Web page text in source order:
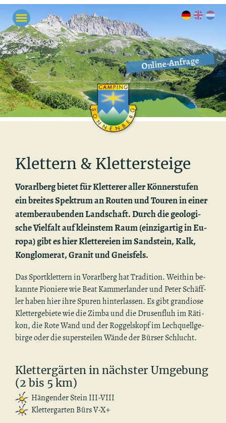
Online-Anfrage
Klet­tern & Klet­ter­stei­ge
Vor­arl­berg bie­tet für Klet­te­rer aller Kön­ner­stu­fen
ein brei­tes Spek­trum an Rou­ten und Tou­ren in einer
atem­be­rau­ben­den Land­schaft. Durch die geo­lo­gi­
sche Viel­falt auf kleins­tem Raum (ein­zig­ar­tig in Eu­
ro­pa) gibt es hier Klet­te­rei­en im Sand­stein, Kalk,
Kon­glo­me­rat, Gra­nit und Gneis­fels.
Das Sport­klet­tern in Vor­arl­berg hat Tra­di­ti­on. Weit­hin be­
kann­te Pio­nie­re wie Beat Kam­mer­lan­der und Peter Sch­äff­
ler haben hier ihre Spu­ren hin­ter­las­sen. Es gibt gran­dio­se
Klet­ter­ge­bie­te wie die Zimba und die Dru­sen­fluh im Rä­ti­
kon, die Rote Wand und der Rog­gels­kopf im Lech­quell­ge­
bir­ge oder die su­per­s­tei­len Wände der Bür­ser Schlucht.
Klet­ter­gär­ten in nächs­ter Um­ge­bung
(2 bis 5 km)
Hän­gen­der Stein III-VIII
Klet­ter­gar­ten Bürs V-X+